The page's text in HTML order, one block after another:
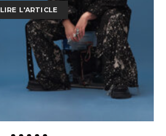
LIRE L'ARTICLE